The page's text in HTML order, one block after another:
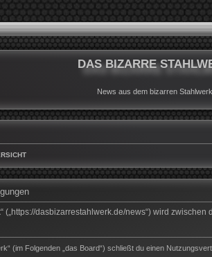
DAS BIZARRE
News aus dem bizarren Stahlwerk
(„https://dasbizarrestahlwerk.de/news“) wird
(im Folgenden „das Board“) schließt du einen